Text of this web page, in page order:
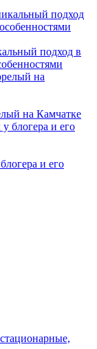
подход в
на Камчатке
и его